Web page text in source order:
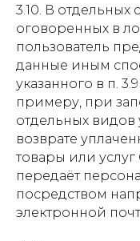
3.10. В отдельных
оговоренных в
пользователь
данные иным
указанного в п.
примеру, при
отдельных видов
возврате
товары или услуг
передаёт
посредством
электронной